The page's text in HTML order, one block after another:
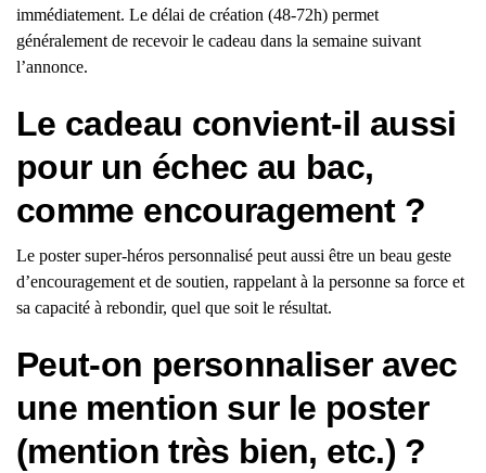
immédiatement. Le délai de création (48-72h) permet
généralement de recevoir le cadeau dans la semaine suivant
l’annonce.
Le cadeau convient-il aussi
pour un échec au bac,
comme encouragement ?
Le poster super-héros personnalisé peut aussi être un beau geste
d’encouragement et de soutien, rappelant à la personne sa force et
sa capacité à rebondir, quel que soit le résultat.
Peut-on personnaliser avec
une mention sur le poster
(mention très bien, etc.) ?